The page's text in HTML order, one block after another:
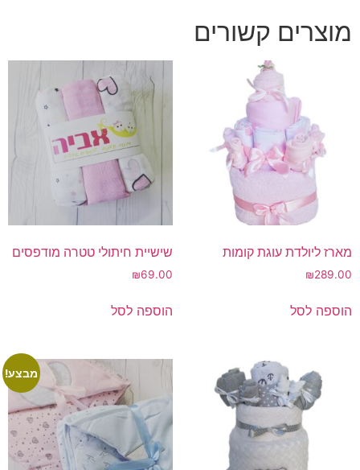
מוצרים קשורים
מארז ליולדת עוגת קומות
₪289.00
הוספה לסל
שישיית חיתולי טטרה מודפסים
₪69.00
הוספה לסל
מבצע!